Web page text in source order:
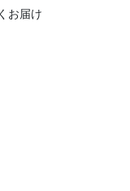
お届け